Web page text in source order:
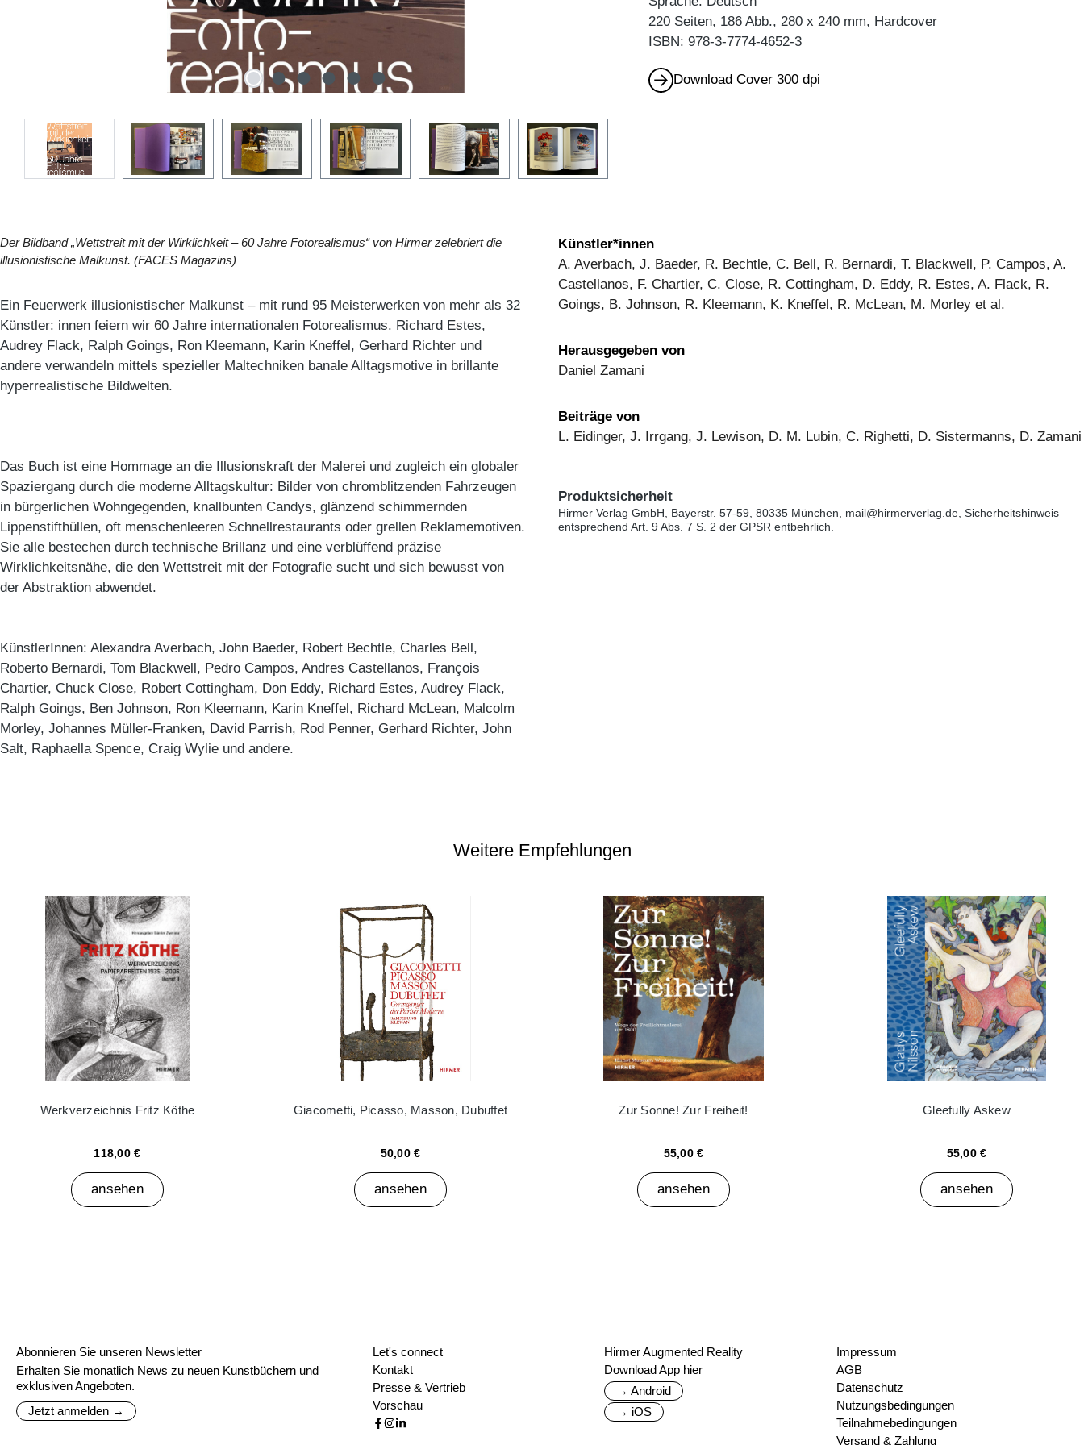
220 Seiten, 186 Abb., 280 x 240 mm, Hardcover
ISBN: 978-3-7774-4652-3
Download Cover 300 dpi
Der Bildband „Wettstreit mit der Wirklichkeit – 60 Jahre Fotorealismus“ von Hirmer zelebriert die
illusionistische Malkunst. (FACES Magazins)
Ein Feuerwerk illusionistischer Malkunst – mit rund 95 Meisterwerken von mehr als 32
Künstler: innen feiern wir 60 Jahre internationalen Fotorealismus. Richard Estes,
Audrey Flack, Ralph Goings, Ron Kleemann, Karin Kneffel, Gerhard Richter und
andere verwandeln mittels spezieller Maltechniken banale Alltagsmotive in brillante
hyperrealistische Bildwelten.
Das Buch ist eine Hommage an die Illusionskraft der Malerei und zugleich ein globaler
Spaziergang durch die moderne Alltagskultur: Bilder von chromblitzenden Fahrzeugen
in bürgerlichen Wohngegenden, knallbunten Candys, glänzend schimmernden
Lippenstifthüllen, oft menschenleeren Schnellrestaurants oder grellen Reklamemotiven.
Sie alle bestechen durch technische Brillanz und eine verblüffend präzise
Wirklichkeitsnähe, die den Wettstreit mit der Fotografie sucht und sich bewusst von
der Abstraktion abwendet.
KünstlerInnen: Alexandra Averbach, John Baeder, Robert Bechtle, Charles Bell,
Roberto Bernardi, Tom Blackwell, Pedro Campos, Andres Castellanos, François
Chartier, Chuck Close, Robert Cottingham, Don Eddy, Richard Estes, Audrey Flack,
Ralph Goings, Ben Johnson, Ron Kleemann, Karin Kneffel, Richard McLean, Malcolm
Morley, Johannes Müller-Franken, David Parrish, Rod Penner, Gerhard Richter, John
Salt, Raphaella Spence, Craig Wylie und andere.
Künstler*innen
A. Averbach, J. Baeder, R. Bechtle, C. Bell, R. Bernardi, T. Blackwell, P. Campos, A.
Castellanos, F. Chartier, C. Close, R. Cottingham, D. Eddy, R. Estes, A. Flack, R.
Goings, B. Johnson, R. Kleemann, K. Kneffel, R. McLean, M. Morley et al.
Herausgegeben von
Daniel Zamani
Beiträge von
L. Eidinger, J. Irrgang, J. Lewison, D. M. Lubin, C. Righetti, D. Sistermanns, D. Zamani
Produktsicherheit
Hirmer Verlag GmbH, Bayerstr. 57-59, 80335 München, mail@hirmerverlag.de, Sicherheitshinweis
entsprechend Art. 9 Abs. 7 S. 2 der GPSR entbehrlich.
Weitere Empfehlungen
Werkverzeichnis Fritz Köthe
118,00 €
ansehen
Giacometti, Picasso, Masson, Dubuffet
50,00 €
ansehen
Zur Sonne! Zur Freiheit!
55,00 €
ansehen
Gleefully Askew
55,00 €
ansehen
Abonnieren Sie unseren Newsletter
Erhalten Sie monatlich News zu neuen Kunstbüchern und
exklusiven Angeboten.
Jetzt anmelden →
Let's connect
Kontakt
Presse & Vertrieb
Vorschau
Hirmer Augmented Reality
Download App hier
→ Android
→ iOS
Impressum
AGB
Datenschutz
Nutzungsbedingungen
Teilnahmebedingungen
Versand & Zahlung